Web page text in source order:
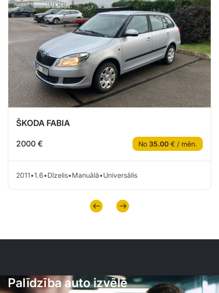
ŠKODA FABIA
2000 € No 35.00 € / mēn.
2011•1.6•Dīzelis•Manuālā•Universālis
Palīdzība auto izvēlē